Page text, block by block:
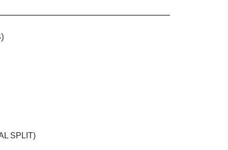
SPLIT)